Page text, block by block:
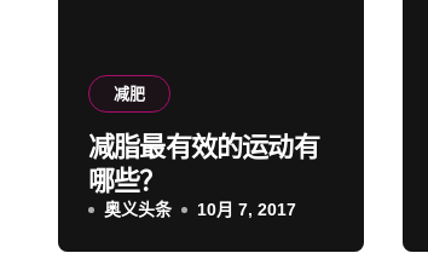
减肥
减脂最有效的运动有
哪些？
奥义头条 10月 7, 2017